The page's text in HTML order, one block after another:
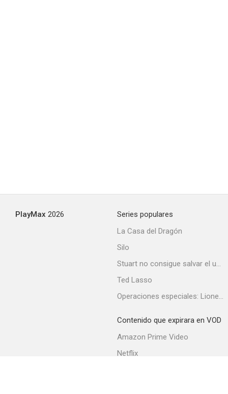
PlayMax 2026
Series populares
La Casa del Dragón
Silo
Stuart no consigue salvar el universo
Ted Lasso
Operaciones especiales: Lioness
Contenido que expirara en VOD
Amazon Prime Video
Netflix